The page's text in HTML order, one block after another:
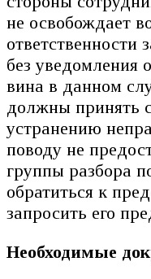
не освобождает
без уведомления
вина в данном
должны принять
устранению
поводу не
группы разбора
обратиться к
запросить его
Необходимые